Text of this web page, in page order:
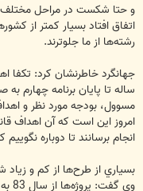
و حتا شكست در مراحل مختلف
اتفاق افتاد بسيار كمتر از
رشته‌ها از ما جلوترند.
ساله تا پايان برنامه چهارم
مسوول، بودجه مورد نظر و
امروز اين است كه آن اهداف
انجام برسانند تا دوباره‌
بسياري از طرح‌ها از كم و